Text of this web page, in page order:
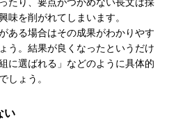
たり、要点がつかめない長文は採
味を削がれてしまいます。
ある場合はその成果がわかりやす
う。結果が良くなったというだけ
に選ばれる」などのように具体的
しょう。
い